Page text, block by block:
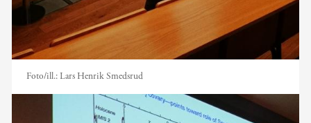
Foto/ill.:Lars Henrik Smedsrud